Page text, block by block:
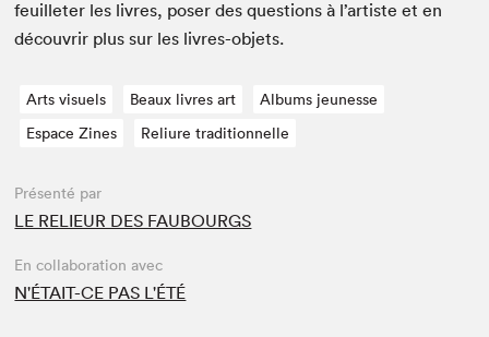
feuil­leter les livres, pos­er des ques­tions à l’artiste et en
décou­vrir plus sur les livres-objets.
Arts visuels Beaux livres art
Albums jeunesse
Espace Zines
Reliure traditionnelle
Présenté par
LE RELIEUR DES FAUBOURGS
En collaboration avec
N'ÉTAIT-CE PAS L'ÉTÉ